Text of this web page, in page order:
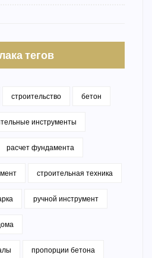
тегов
строительство бетон
инструменты
расчет фундамента
строительная техника
ручной инструмент
пропорции бетона